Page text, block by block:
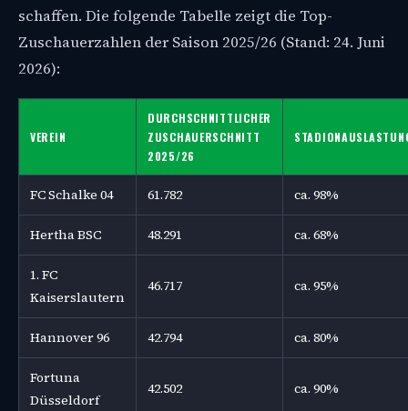
schaffen. Die folgende Tabelle zeigt die Top-
Zuschauerzahlen der Saison 2025/26 (Stand: 24. Juni
2026):
VEREIN
DURCHSCHNITTLICHER
ZUSCHAUERSCHNITT
2025/26
FC Schalke 04 61.782 ca. 98%
Hertha BSC 48.291 ca. 68%
1. FC
Kaiserslautern
46.717 ca. 95%
Hannover 96 42.794 ca. 80%
Fortuna
Düsseldorf
42.502 ca. 90%